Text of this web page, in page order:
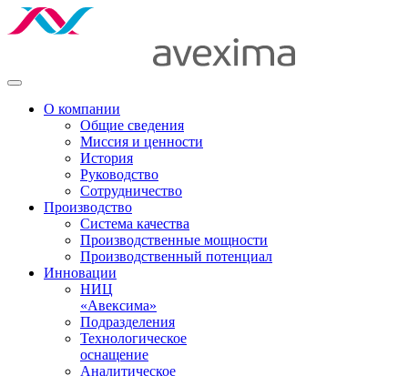
О компании
Общие сведения
Миссия и ценности
История
Руководство
Сотрудничество
Производство
Система качества
Производственные мощности
Производственный потенциал
Инновации
НИЦ
«Авексима»
Подразделения
Технологическое
оснащение
Аналитическое